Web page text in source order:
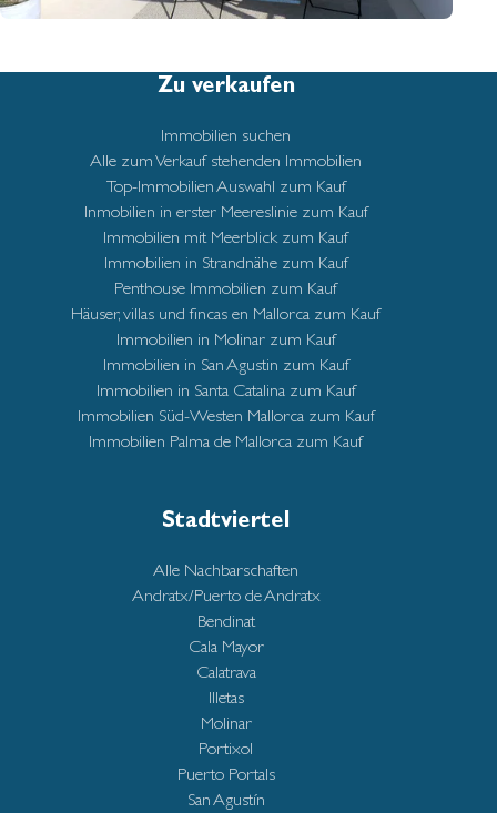
Zu verkaufen
Immobilien suchen
Alle zum Verkauf stehenden Immobilien
Top-Immobilien Auswahl zum Kauf
Inmobilien in erster Meereslinie zum Kauf
Immobilien mit Meerblick zum Kauf
Immobilien in Strandnähe zum Kauf
Penthouse Immobilien zum Kauf
Häuser, villas und fincas en Mallorca zum Kauf
Immobilien in Molinar zum Kauf
Immobilien in San Agustin zum Kauf
Immobilien in Santa Catalina zum Kauf
Immobilien Süd-Westen Mallorca zum Kauf
Immobilien Palma de Mallorca zum Kauf
Stadtviertel
Alle Nachbarschaften
Andratx/Puerto de Andratx
Bendinat
Cala Mayor
Calatrava
Illetas
Molinar
Portixol
Puerto Portals
San Agustín